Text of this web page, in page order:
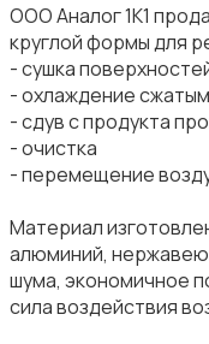
ООО Аналог 1К1
круглой формы для
- сушка
- охлаждение
- сдув с продукта
- очистка
- перемещение
Материал
алюминий,
шума, экономичное
сила воздействия